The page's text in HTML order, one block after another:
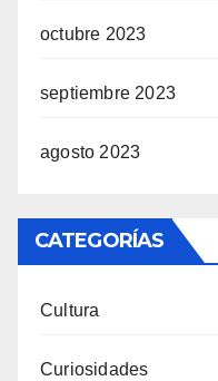
octubre 2023
septiembre 2023
agosto 2023
CATEGORÍAS
Cultura
Curiosidades